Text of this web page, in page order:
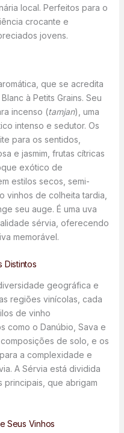
local. Perfeitos para o
crocante e
jovens.
que se acredita
à Petits Grains. Seu
incenso (tamjan), uma
intenso e sedutor. Os
para os sentidos,
e jasmim, frutas cítricas
exótico de
estilos secos, semi-
vinhos de colheita tardia,
seu auge. É uma uva
sérvia, oferecendo
memorável.
Distintos
geográfica e
regiões vinícolas, cada
de vinho
como o Danúbio, Sava e
de solo, e os
a complexidade e
A Sérvia está dividida
principais, que abrigam
Seus Vinhos